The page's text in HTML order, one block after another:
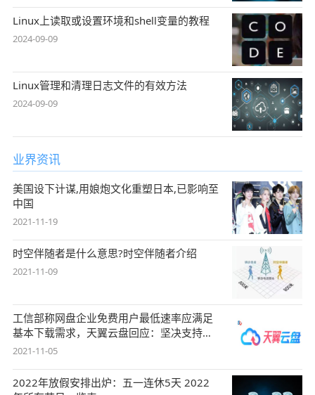
Linux上读取或设置环境和shell变量的教程
2024-09-09
Linux管理和清理日志文件的有效方法
2024-09-09
业界资讯
美国设下计谋,用娘炮文化重塑日本,已影响至
中国
2021-11-19
时空伴随者是什么意思?时空伴随者介绍
2021-11-09
工信部称网盘企业免费用户最低速率应满足
基本下载需求，天翼云盘回应：坚决支持，
始终
2021-11-05
2022年放假安排出炉：五一连休5天 2022